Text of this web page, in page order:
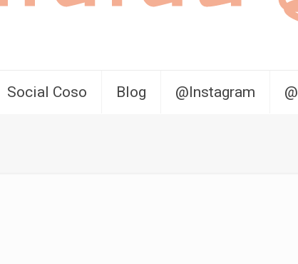
Social Coso Blog @Instagram